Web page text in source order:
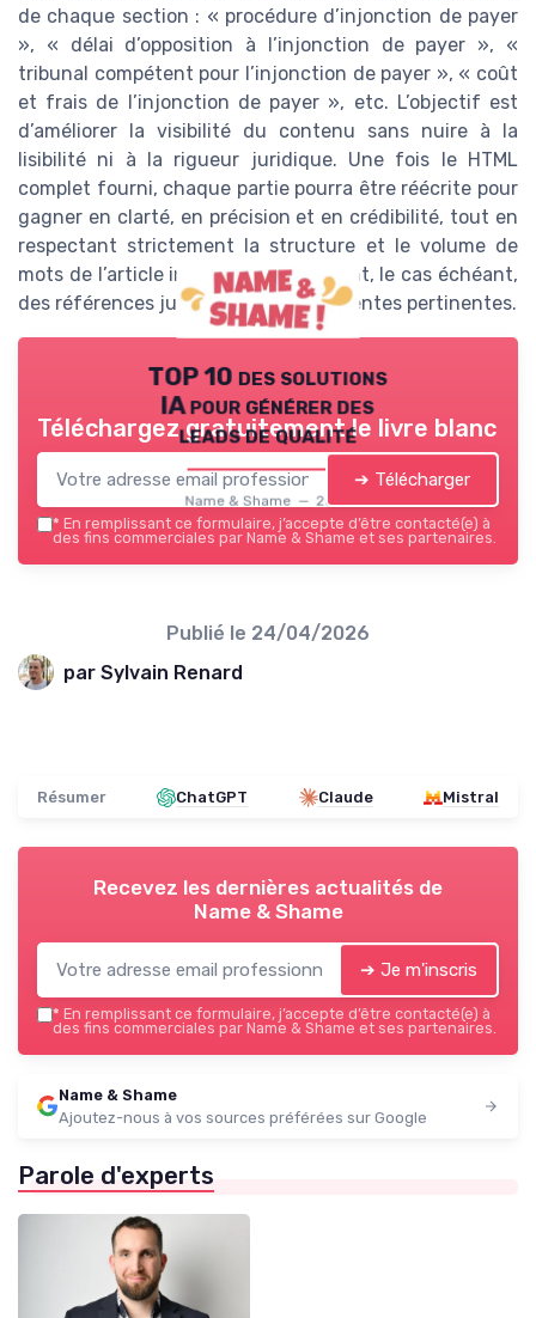
de chaque section : « procédure d’injonction de payer
», « délai d’opposition à l’injonction de payer », «
tribunal compétent pour l’injonction de payer », « coût
et frais de l’injonction de payer », etc. L’objectif est
d’améliorer la visibilité du contenu sans nuire à la
lisibilité ni à la rigueur juridique. Une fois le HTML
complet fourni, chaque partie pourra être réécrite pour
gagner en clarté, en précision et en crédibilité, tout en
respectant strictement la structure et le volume de
mots de l’article initial, et en intégrant, le cas échéant,
des références jurisprudentielles récentes pertinentes.
TOP 10 des solutions
IA pour générer des
leads de qualité
Name & Shame — 2026
Téléchargez gratuitement le livre blanc
➔ Télécharger
* En remplissant ce formulaire, j’accepte d’être contacté(e) à
des fins commerciales par Name & Shame et ses partenaires.
Publié le 24/04/2026
par Sylvain Renard
Résumer ChatGPT Claude Mistral
Recevez les dernières actualités de
Name & Shame
➔ Je m'inscris
* En remplissant ce formulaire, j’accepte d’être contacté(e) à
des fins commerciales par Name & Shame et ses partenaires.
Name & Shame
Ajoutez-nous à vos sources préférées sur Google
Parole d'experts